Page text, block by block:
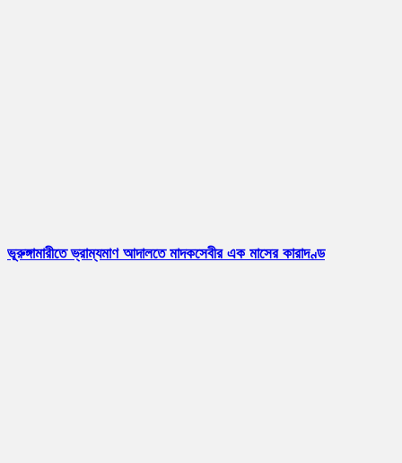
ভূরুঙ্গামারীতে ভ্রাম্যমাণ আদালতে মাদকসেবীর এক মাসের কারাদণ্ড